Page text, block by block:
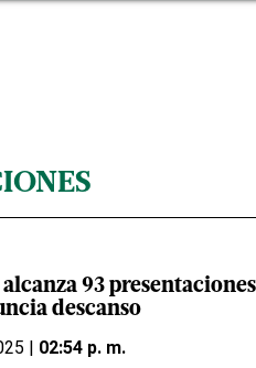
93
descanso
| 02:54 p. m.